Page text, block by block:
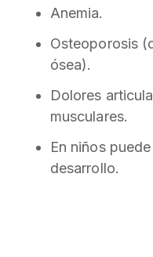
Anemia.
Osteoporosis
ósea).
Dolores
musculares.
En niños
desarrollo.